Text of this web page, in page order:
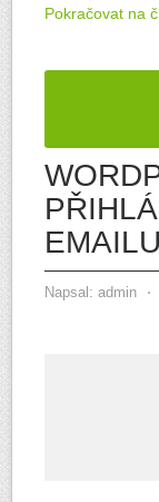
Pokračovat na
EMAILU
Napsal: admin ⋅